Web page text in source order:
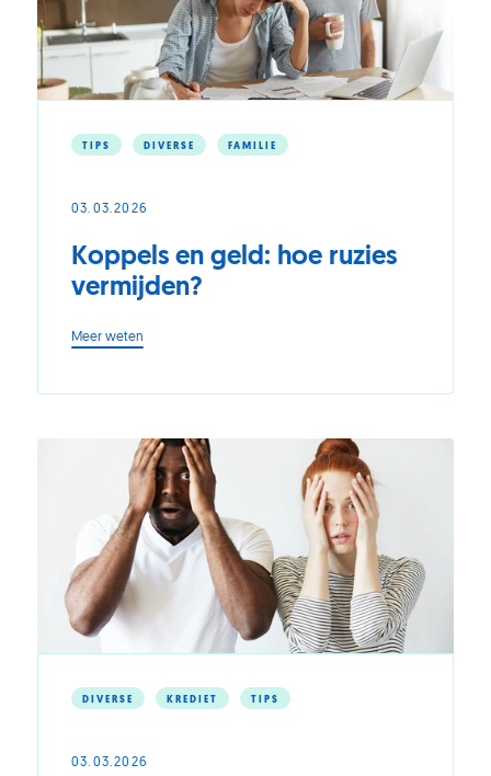
Koppels en geld: hoe ruzies
vermijden?
03.03.2026
TIPS DIVERSE FAMILIE
Meer weten
geld:
ruzies
vermijden?
03.03.2026
DIVERSE KREDIET TIPS